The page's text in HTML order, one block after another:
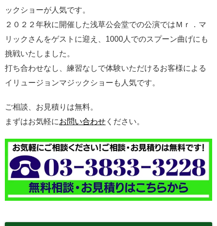
ックショーが人気です。
２０２２年秋に開催した浅草公会堂での公演ではＭｒ．マ
リックさんをゲストに迎え、1000人でのスプーン曲げにも
挑戦いたしました。
打ち合わせなし、練習なしで体験いただけるお客様による
イリュージョンマジックショーも人気です。
ご相談、お見積りは無料。
まずはお気軽にお問い合わせ ください。